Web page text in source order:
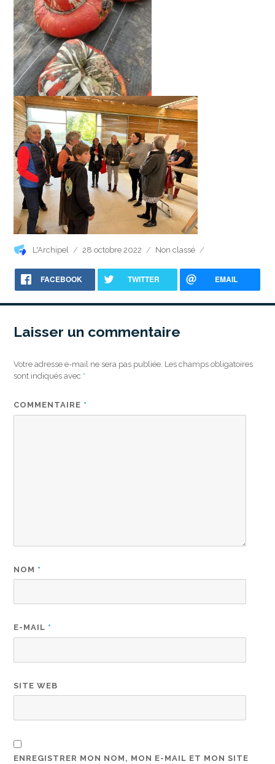
Auteur
L'Archipel
Publié
28 octobre 2022 Catégories
Non classé
FACEBOOK TWITTER EMAIL
Laisser un commentaire
Votre adresse e-mail ne sera pas publiée. Les champs obligatoires
sont indiqués avec *
COMMENTAIRE *
NOM *
E-MAIL *
SITE WEB
ENREGISTRER MON NOM, MON E-MAIL ET MON SITE